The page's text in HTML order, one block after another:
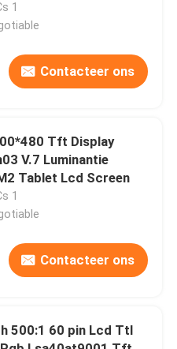
1
Contacteer ons
Tft Display
V.7 Luminantie
Tablet Lcd Screen
1
Contacteer ons
500:1 60 pin Lcd Ttl